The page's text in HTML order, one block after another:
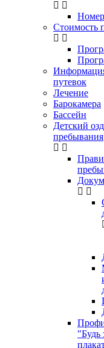
Стоимость
путевок
Лечение
Барокамера
Бассейн
Детский
пребывания
"Будь